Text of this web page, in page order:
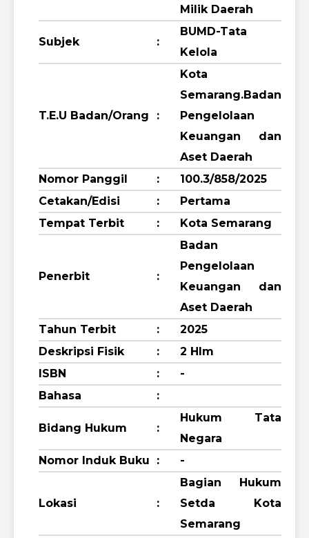
Milik Daerah
Subjek :
BUMD-Tata
Kelola
T.E.U Badan/Orang :
Kota
Semarang.Badan
Pengelolaan
Keuangan dan
Aset Daerah
Nomor Panggil
:
100.3/858/2025
Cetakan/Edisi
:
Pertama
Tempat Terbit
: Kota Semarang
Penerbit :
Badan
Pengelolaan
Keuangan dan
Aset Daerah
Tahun Terbit
:
2025
Deskripsi Fisik
:
2 Hlm
ISBN
:
-
Bahasa
:
Bidang Hukum :
Hukum Tata
Negara
Nomor Induk Buku
: -
Lokasi :
Bagian Hukum
Setda Kota
Semarang